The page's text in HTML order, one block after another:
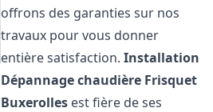
offrons des garanties sur nos
travaux pour vous donner
entière satisfaction.Installation
Dépannage chaudière Frisquet
Buxerolles est fière de ses